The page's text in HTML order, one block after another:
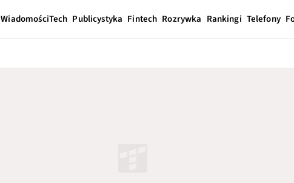
WiadomościTech Publicystyka Fintech Rozrywka Rankingi Telefony